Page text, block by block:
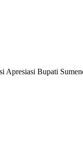
Apresiasi Bupati